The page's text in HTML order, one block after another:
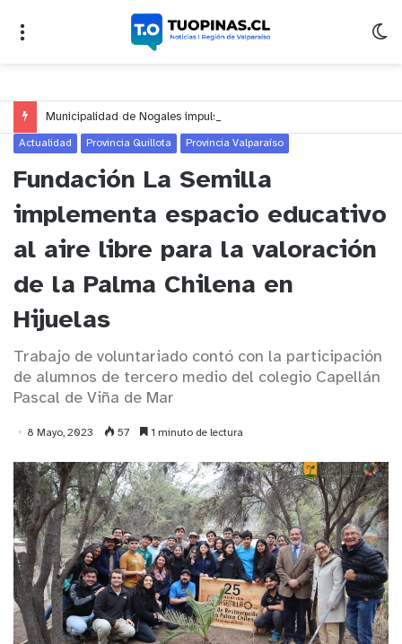
Actualidad Provincia Quillota Provincia Valparaíso
Fundación La Semilla
implementa espacio educativo
al aire libre para la valoración
de la Palma Chilena en
Hijuelas
Trabajo de voluntariado contó con la participación
de alumnos de tercero medio del colegio Capellán
Pascal de Viña de Mar
8 Mayo, 2023 57 1 minuto de lectura